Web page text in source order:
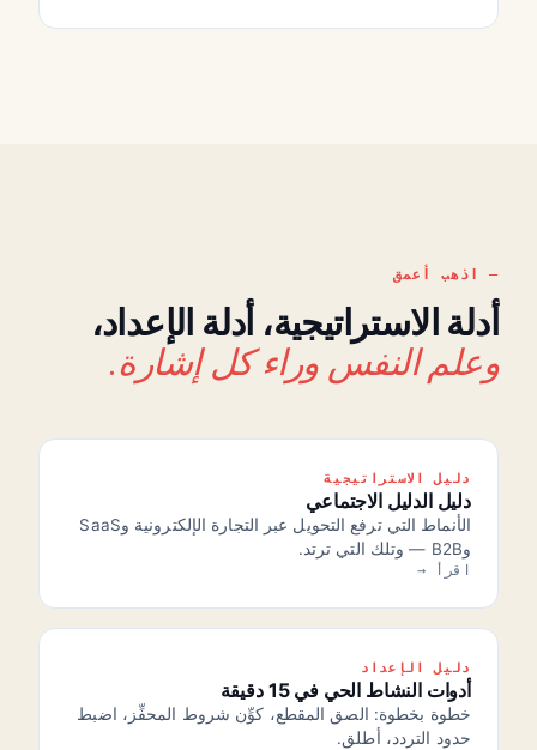
اذهب أعمق
أدلة الاستراتيجية، أدلة الإعداد،
وعلم النفس وراء كل إشارة.
دليل الاستراتيجية
دليل الدليل الاجتماعي
الأنماط التي ترفع التحويل عبر التجارة الإلكترونية وSaaS
وB2B — وتلك التي ترتد.
اقرأ →
دليل الإعداد
أدوات النشاط الحي في 15 دقيقة
خطوة بخطوة: الصق المقطع، كوِّن شروط المحفِّز، اضبط
حدود التردد، أطلق.